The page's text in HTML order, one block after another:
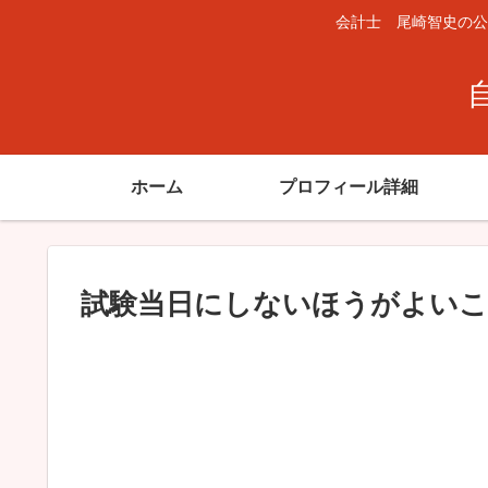
会計士 尾崎智史の公
ホーム プロフィール詳細
試験当日にしないほうがよい